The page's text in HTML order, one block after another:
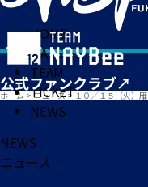
HOME
MATCH
TEAM
TICKET
NEWS
ホーム > ニュース> １０／１５（火）
NEWS
ニュース